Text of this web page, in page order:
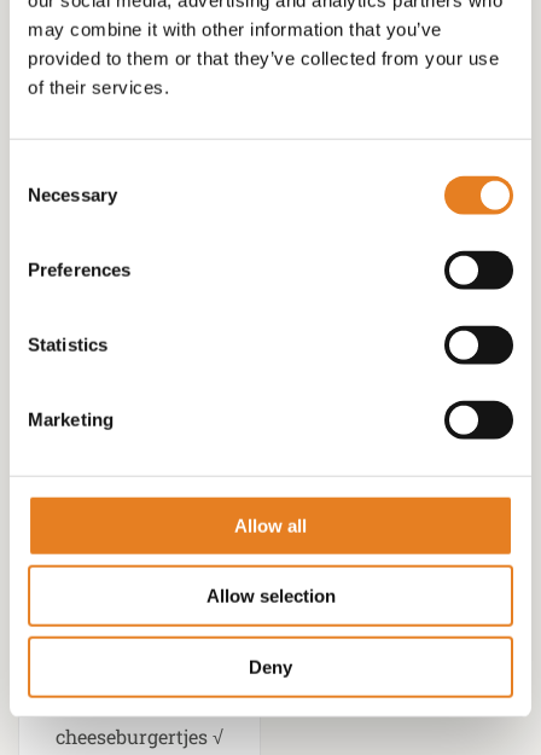
may combine it with other information that you’ve
provided to them or that they’ve collected from your use
of their services.
Selection
Necessary
Preferences
Statistics
Marketing
Allow all
Allow selection
Deny
√
tomaten
en
BORRELSCHAAL INCL
WARME HAPJES
grote schaal 60CM √
hapjes
18 Mini Hamburgers
de oven) √ incl schaal
HAPJESPAKKET 2
√warme hapjes √
hamburgertjes √
cheeseburgertjes √